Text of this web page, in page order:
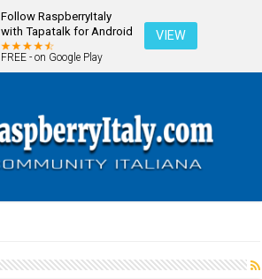
Follow RaspberryItaly
with Tapatalk for Android
FREE - on Google Play
VIEW